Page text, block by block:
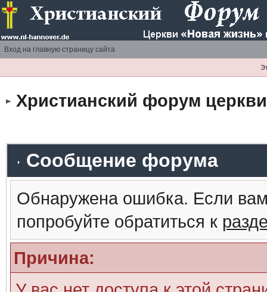
Вход на главную страницу сайта
Христианский форум
Сообщение форума
Обнаружена ошибка. Если
попробуйте обратиться к
Причина: